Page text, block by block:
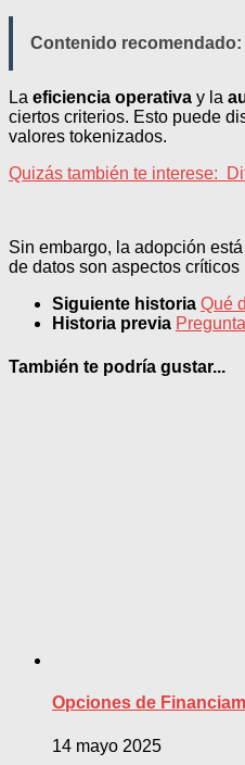
Contenido recomendado:
La eficiencia operativa y la
ciertos criterios. Esto puede
valores tokenizados.
Quizás también te interese:
Sin embargo, la adopción
de datos son aspectos
Siguiente historia Qué
Historia previa
También te podría gustar...
Opciones de
14 mayo 2025